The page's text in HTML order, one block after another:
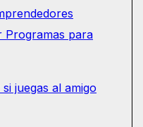
Programas para
juegas al amigo